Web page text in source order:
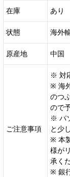
在庫 あり
状態 海外
原産地 中国
ご注意事項
※ 対
※ 海
のつ
ので
※ パ
と少
※ 本
様が
承く
※ 銀